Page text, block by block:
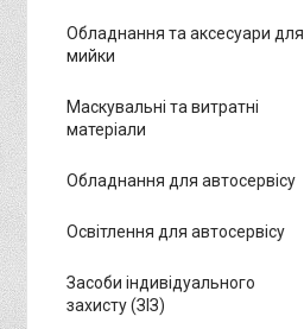
Обладнання та аксесуари для
мийки
Маскувальні та витратні
матеріали
Обладнання для автосервісу
Освітлення для автосервісу
Засоби індивідуального
захисту (ЗІЗ)